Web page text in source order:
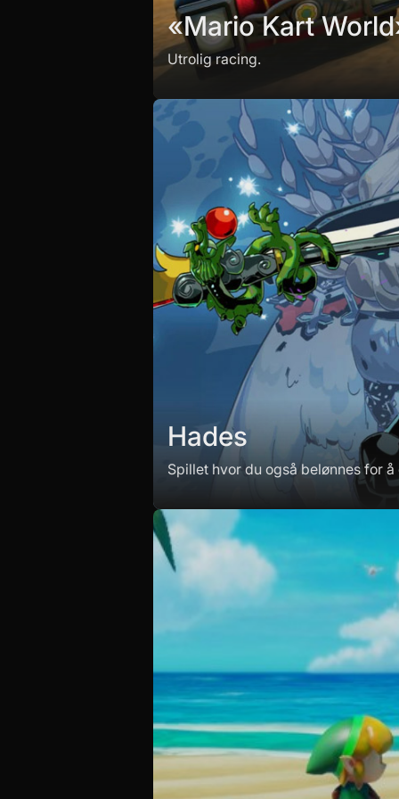
«Mario Kart
Utrolig racing.
Hades
Spillet hvor du også belønnes for å